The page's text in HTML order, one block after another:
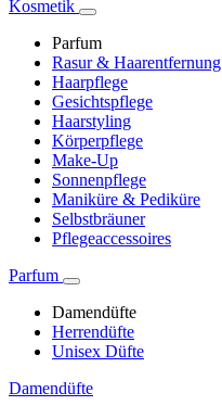
Kosmetik
Parfum
Rasur & Haarentfernung
Haarpflege
Gesichtspflege
Haarstyling
Körperpflege
Make-Up
Sonnenpflege
Maniküre & Pediküre
Selbstbräuner
Pflegeaccessoires
Parfum
Damendüfte
Herrendüfte
Unisex Düfte
Damendüfte